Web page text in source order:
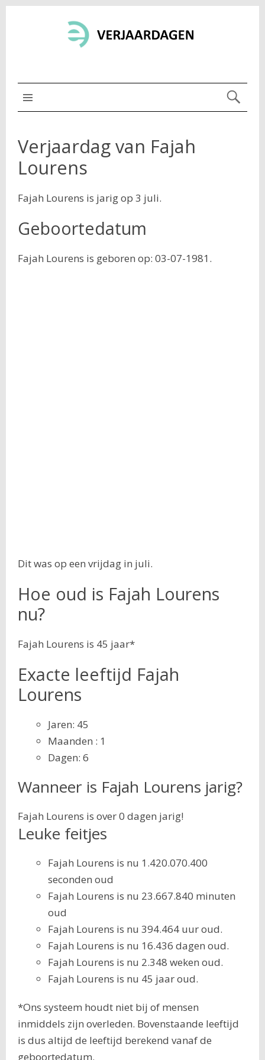
Verjaardag van Fajah
Lourens
Fajah Lourens is jarig op 3 juli.
Geboortedatum
Fajah Lourens is geboren op: 03-07-1981.
Dit was op een vrijdag in juli.
Hoe oud is Fajah Lourens
nu?
Fajah Lourens is 45 jaar*
Exacte leeftijd Fajah
Lourens
Jaren: 45
Maanden : 1
Dagen: 6
Wanneer is Fajah Lourens jarig?
Fajah Lourens is over 0 dagen jarig!
Leuke feitjes
Fajah Lourens is nu 1.420.070.400
seconden oud
Fajah Lourens is nu 23.667.840 minuten
oud
Fajah Lourens is nu 394.464 uur oud.
Fajah Lourens is nu 16.436 dagen oud.
Fajah Lourens is nu 2.348 weken oud.
Fajah Lourens is nu 45 jaar oud.
*Ons systeem houdt niet bij of mensen
inmiddels zijn overleden. Bovenstaande leeftijd
is dus altijd de leeftijd berekend vanaf de
geboortedatum.